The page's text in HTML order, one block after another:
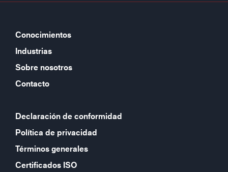
Conocimientos
Industrias
Sobre nosotros
Contacto
Declaración de conformidad
Política de privacidad
Términos generales
Certificados ISO